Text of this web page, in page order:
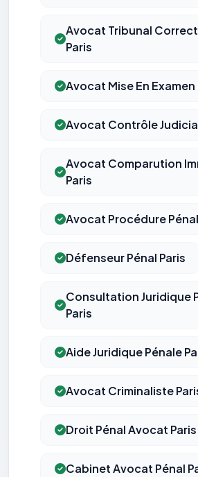
Avocat Tribunal
Paris
Avocat Mise En Examen
Avocat Contrôle
Avocat Comparution
Paris
Avocat Procédure
Défenseur Pénal Paris
Consultation Juridique
Paris
Aide Juridique Pénale
Avocat Criminaliste
Droit Pénal Avocat Paris
Cabinet Avocat Pénal